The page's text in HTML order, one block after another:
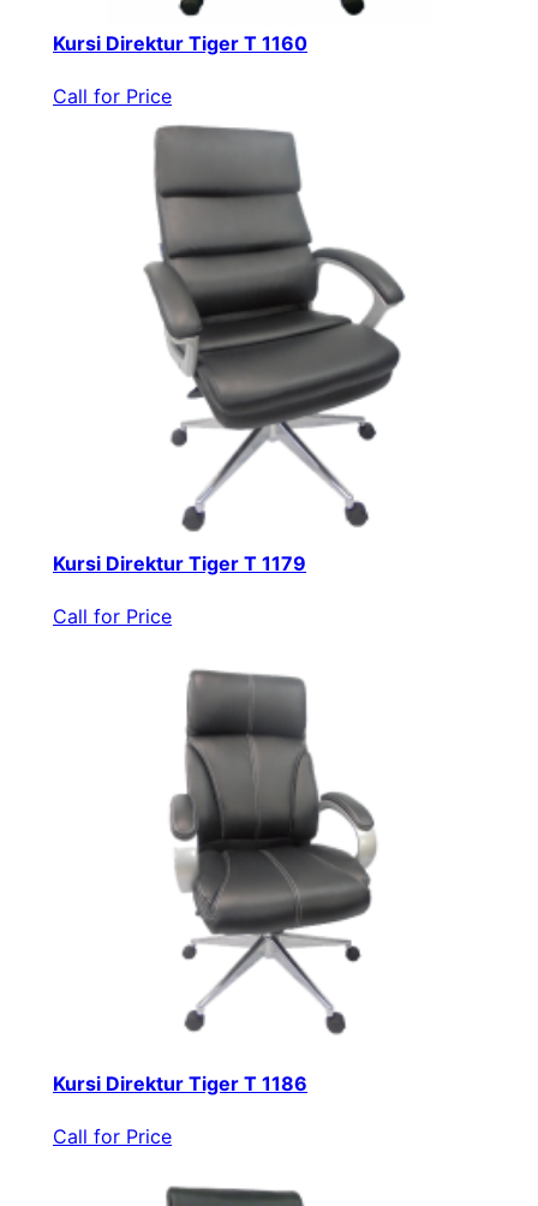
Kursi Direktur Tiger T 1160
Call for Price
Kursi Direktur Tiger T 1179
Call for Price
Kursi Direktur Tiger T 1186
Call for Price